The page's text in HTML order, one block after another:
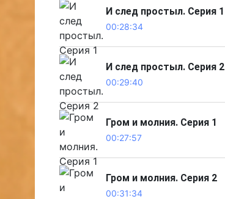
И след простыл. Серия 1
00:28:34
И след простыл. Серия 2
00:29:40
Гром и молния. Серия 1
00:27:57
Гром и молния. Серия 2
00:31:34